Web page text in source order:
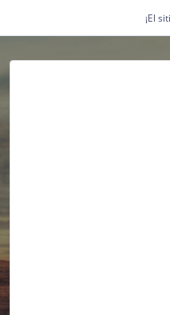
¡El